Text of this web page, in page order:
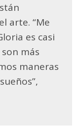
arte. “Me
es casi
más
maneras